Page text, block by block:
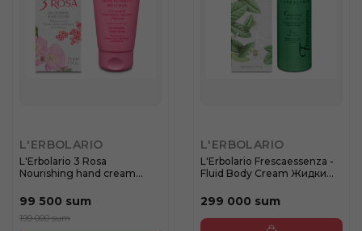
L'ERBOLARIO
L'Erbolario 3 Rosa
Nourishing hand cream
99 500 sum
199 000 sum
L'ERBOLARIO
L'Erbolario Frescaessenza -
Fluid Body Cream Жидки...
299 000 sum